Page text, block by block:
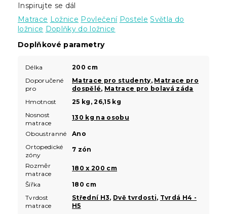
Inspirujte se dál
Matrace Ložnice Povlečení Postele Světla do
ložnice Doplňky do ložnice
Doplňkové parametry
Délka
200 cm
Doporučené
pro
Matrace pro studenty, Matrace pro
dospělé, Matrace pro bolavá záda
Hmotnost
25 kg, 26,15 kg
Nosnost
matrace
130 kg na osobu
Oboustranné
Ano
Ortopedické
zóny
7 zón
Rozměr
matrace
180 x 200 cm
Šířka
180 cm
Tvrdost
matrace
Střední H3, Dvě tvrdosti, Tvrdá H4 -
H5